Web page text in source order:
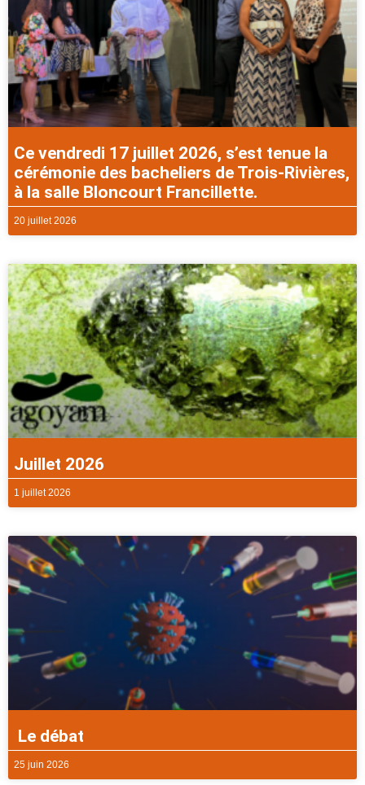
Ce vendredi 17 juillet 2026, s’est tenue la
cérémonie des bacheliers de Trois-Rivières,
à la salle Bloncourt Francillette.
20 juillet 2026
Juillet 2026
1 juillet 2026
Le débat
25 juin 2026